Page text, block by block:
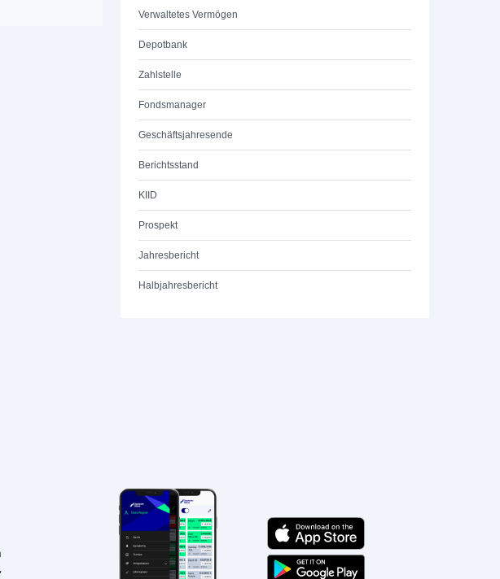
Verwaltetes Vermögen
Depotbank
Zahlstelle
Fondsmanager
Geschäftsjahresende
Berichtsstand
KIID
Prospekt
Jahresbericht
Halbjahresbericht